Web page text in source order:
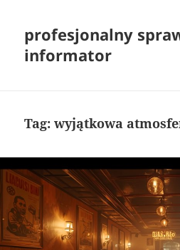
profesjonalny
informator
Tag:wyjątkowa